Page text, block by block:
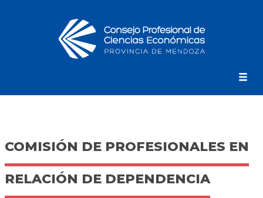
COMISIÓN DE PROFESIONALES EN
RELACIÓN DE DEPENDENCIA